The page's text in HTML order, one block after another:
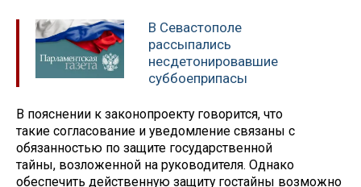
В Севастополе
рассыпались
несдетонировавшие
суббоеприпасы
В пояснении к законопроекту говорится, что
такие согласование и уведомление связаны с
обязанностью по защите государственной
тайны, возложенной на руководителя. Однако
обеспечить действенную защиту гостайны возможно